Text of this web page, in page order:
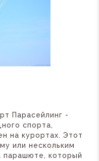
Парасейлинг -
спорта,
на курортах. Этот
или нескольким
который